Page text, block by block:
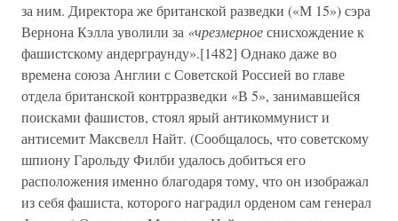
за ним. Директора же британской разведки («М 15») сэра
Вернона Кэлла уволили за «чрезмерноеснисхождение к
фашистскому андерграунду».[1482] Однако даже во
времена союза Англии с Советской Россией во главе
отдела британской контрразведки «В 5», занимавшейся
поисками фашистов, стоял ярый антикоммунист и
антисемит Максвелл Найт. (Сообщалось, что советскому
шпиону Гарольду Филби удалось добиться его
расположения именно благодаря тому, что он изображал
из себя фашиста, которого наградил орденом сам генерал